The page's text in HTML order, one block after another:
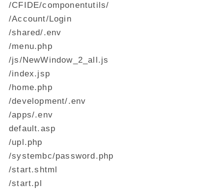
/CFIDE/componentutils/
/Account/Login
/shared/.env
/menu.php
/js/NewWindow_2_all.js
/index.jsp
/home.php
/development/.env
/apps/.env
default.asp
/upl.php
/systembc/password.php
/start.shtml
/start.pl